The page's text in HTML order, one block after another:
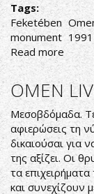
Tags:
Feketében
monument 1991
Read more about
OMEN
Μεσοβδόμαδα.
αφιερώσεις τη
δικαιούσαι για
της αξίζει. Οι
τα
και συνεχίζουν